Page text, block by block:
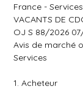
France - Services
VACANTS DE
OJ S 88/2026
Avis de marché
Services
1. Acheteur